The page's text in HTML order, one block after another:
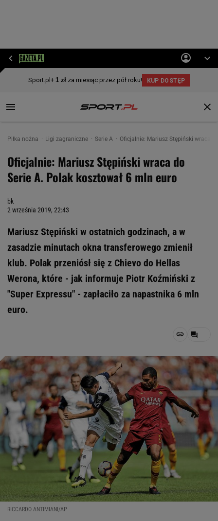
Piłka nożna Ligi zagraniczne Serie A Oficjalnie: Mariusz Stępiński wraca
Oficjalnie: Mariusz Stępiński wraca do
Serie A. Polak kosztował 6 mln euro
bk
2 września 2019, 22:43
Mariusz Stępiński w ostatnich godzinach, a w
zasadzie minutach okna transferowego zmienił
klub. Polak przeniósł się z Chievo do Hellas
Werona, które - jak informuje Piotr Koźmiński z
"Super Expressu" - zapłaciło za napastnika 6 mln
euro.
RICCARDO ANTIMIANI/AP